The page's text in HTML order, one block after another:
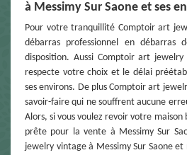
à Messimy Sur Saone et ses
Pour votre tranquillité Comptoir art
débarras professionnel en débarras
disposition. Aussi Comptoir art
respecte votre choix et le délai
ses environs. De plus Comptoir art
savoir-faire qui ne souffrent aucune
Alors, si vous voulez revoir votre
prête pour la vente à Messimy Sur
jewelry vintage à Messimy Sur Saone